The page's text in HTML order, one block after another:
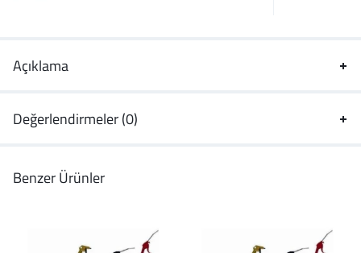
Açıklama
Değerlendirmeler (0)
Benzer Ürünler